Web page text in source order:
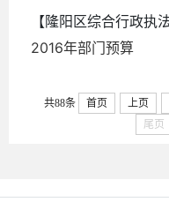
【隆阳区综合行政执
2016年部门预算
共88条 首页 上页
尾页